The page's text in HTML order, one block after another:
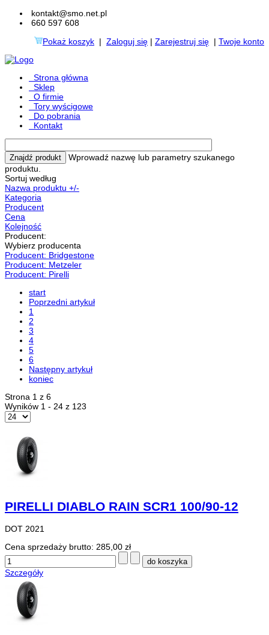
kontakt@smo.net.pl
660 597 608
Pokaż koszyk | Zaloguj się | Zarejestruj się | Twoje konto
Strona główna
Sklep
O firmie
Tory wyścigowe
Do pobrania
Kontakt
Wprowadź nazwę lub parametry szukanego
produktu.
Sortuj według
Nazwa produktu +/-
Kategoria
Producent
Cena
Kolejność
Producent:
Wybierz producenta
Producent: Bridgestone
Producent: Metzeler
Producent: Pirelli
start
Poprzedni artykuł
1
2
3
4
5
6
Następny artykuł
koniec
Strona 1 z 6
Wyników 1 - 24 z 123
PIRELLI DIABLO RAIN SCR1 100/90-12
DOT 2021
Cena sprzedaży brutto: 285,00 zł
Szczegóły